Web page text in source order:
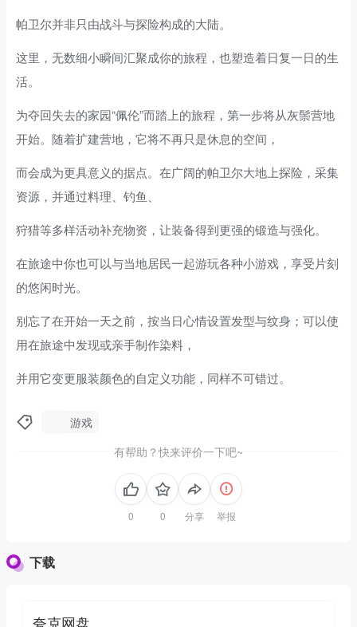
帕卫尔并非只由战斗与探险构成的大陆。
这里，无数细小瞬间汇聚成你的旅程，也塑造着日复一日的生
活。
为夺回失去的家园“佩伦”而踏上的旅程，第一步将从灰鬃营地
开始。随着扩建营地，它将不再只是休息的空间，
而会成为更具意义的据点。在广阔的帕卫尔大地上探险，采集
资源，并通过料理、钓鱼、
狩猎等多样活动补充物资，让装备得到更强的锻造与强化。
在旅途中你也可以与当地居民一起游玩各种小游戏，享受片刻
的悠闲时光。
别忘了在开始一天之前，按当日心情设置发型与纹身；可以使
用在旅途中发现或亲手制作染料，
并用它变更服装颜色的自定义功能，同样不可错过。
游戏
有帮助？快来评价一下吧~
分享 举报
下载
夸克网盘